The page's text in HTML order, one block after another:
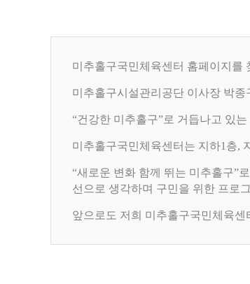
미추홀구국민체육센터 홈페이지를
미추홀구시설관리공단 이사장 박종
“건강한 미추홀구”로 거듭나고 있
미추홀구국민체육센터는 지하1층,
“새로운 변화 함께 뛰는 미추홀구”
선으로 생각하며 구민을 위한 프로
앞으로도 저희 미추홀구국민체육